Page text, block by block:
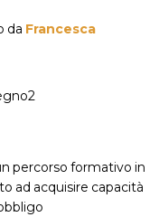
da Francesca
percorso formativo in
ad acquisire capacità